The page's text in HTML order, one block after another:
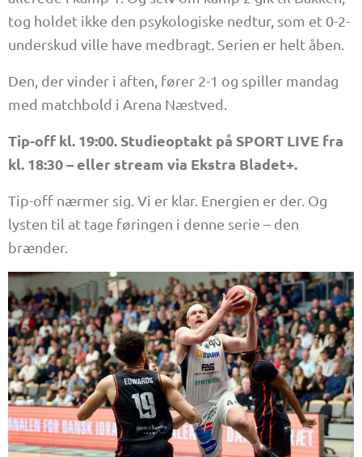
tog holdet ikke den psykologiske nedtur, som et 0-2-
underskud ville have medbragt. Serien er helt åben.
Den, der vinder i aften, fører 2-1 og spiller mandag
med matchbold i Arena Næstved.
Tip-off kl. 19:00. Studieoptakt på SPORT LIVE fra
kl. 18:30 – eller stream via Ekstra Bladet+.
Tip-off nærmer sig. Vi er klar. Energien er der. Og
lysten til at tage føringen i denne serie – den
brænder.